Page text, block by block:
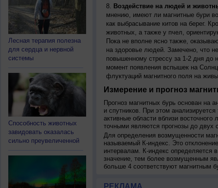
Лесная терапия полезна
для сердца и нервной
системы
Способность животных
завидовать оказалась
сильно преувеличенной
Воздействие на людей и
мнению, имеют ли магнитные бури
как выбрасывание китов на берег.
животных, а также у пчел,
Пока не вполне ясно также,
на здоровье людей. Замечено, что
повышенному стрессу за 1-2 дня до
момент появления вспышек на
флуктуаций магнитного поля на
Измерение и прогноз
Прогноз магнитных бурь основан на
и спутников. При этом
активные области вблизи
точными являются прогнозы до двух
Для определения возмущенности
называемый К-индекс. Это
интервалам. К-индекс определяется
значение, тем более возмущенным
больше 4 соответствуют магнитным
РЕКЛАМА